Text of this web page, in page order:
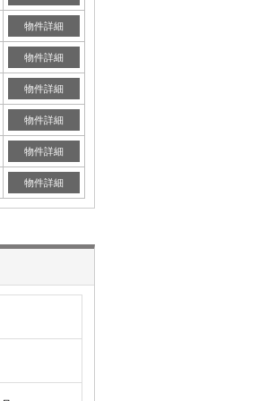
物件詳細
物件詳細
物件詳細
物件詳細
物件詳細
物件詳細